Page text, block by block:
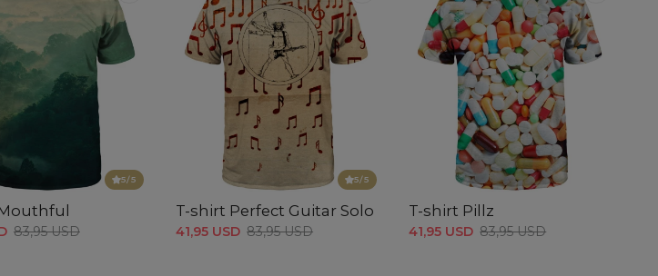
5/5
83,95 USD
5/5
T-shirt Perfect Guitar Solo
41,95 USD 83,95 USD
T-shirt Pillz
41,95 USD 83,95 USD